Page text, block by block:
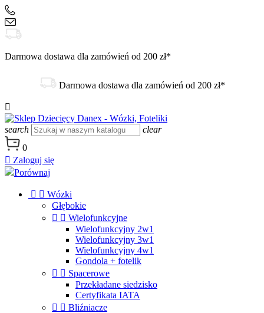
Darmowa dostawa dla zamówień od 200 zł*
Darmowa dostawa dla zamówień od 200 zł*

search
clear
0
 Zaloguj się
Porównaj
  Wózki
Głębokie
  Wielofunkcyjne
Wielofunkcyjny 2w1
Wielofunkcyjny 3w1
Wielofunkcyjny 4w1
Gondola + fotelik
  Spacerowe
Przekładane siedzisko
Certyfikata IATA
  Bliźniacze